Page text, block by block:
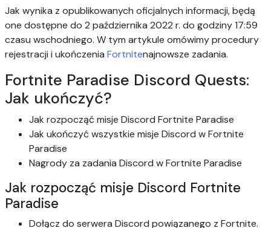
Jak wynika z opublikowanych oficjalnych informacji, będą
one dostępne do 2 października 2022 r. do godziny 17:59
czasu wschodniego. W tym artykule omówimy procedury
rejestracji i ukończenia Fortnitenajnowsze zadania.
Fortnite Paradise Discord Quests:
Jak ukończyć?
Jak rozpocząć misje Discord Fortnite Paradise
Jak ukończyć wszystkie misje Discord w Fortnite
Paradise
Nagrody za zadania Discord w Fortnite Paradise
Jak rozpocząć misje Discord Fortnite
Paradise
Dołącz do serwera Discord powiązanego z Fortnite.